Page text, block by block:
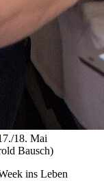
18. Mai
Bausch)
ins Leben